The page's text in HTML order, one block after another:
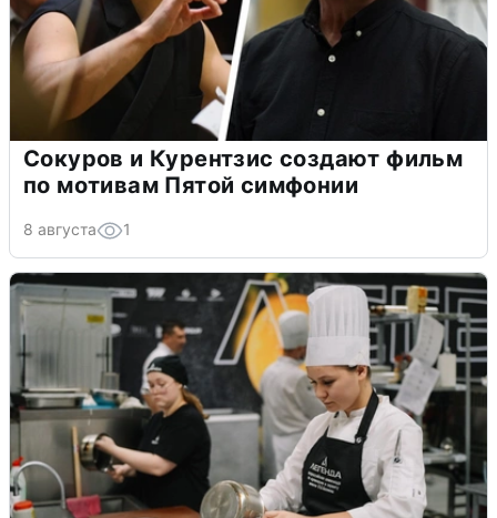
Сокуров и Курентзис создают фильм
по мотивам Пятой симфонии
8 августа 1